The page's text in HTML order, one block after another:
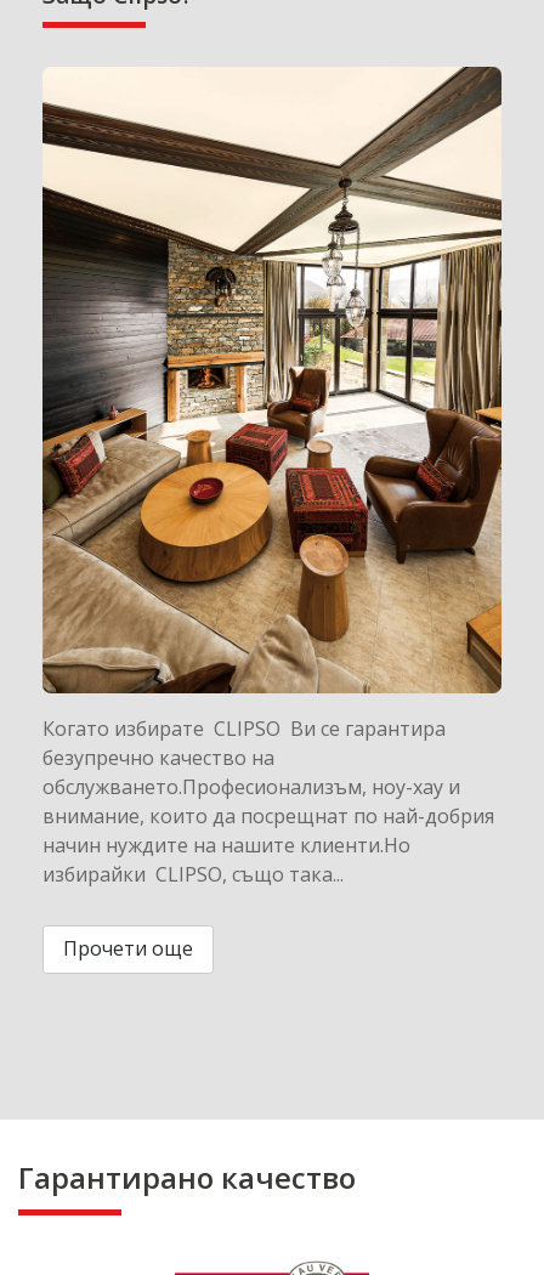
Когато избирате CLIPSO Ви се гарантира
безупречно качество на
обслужването.Професионализъм, ноу-хау и
внимание, които да посрещнат по най-добрия
начин нуждите на нашите клиенти.Но
избирайки CLIPSO, също така...
Прочети още
Гарантирано качество